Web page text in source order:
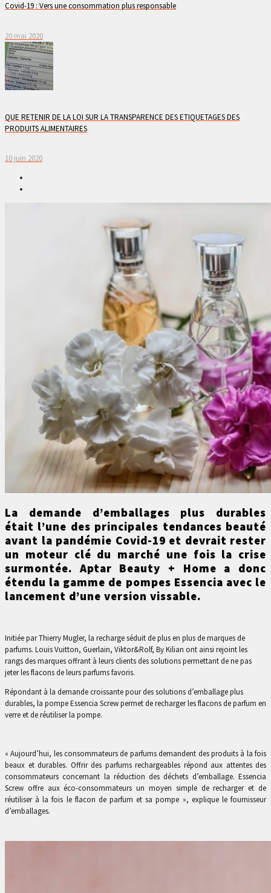
Covid-19 : Vers une consommation plus responsable
20 mai 2020
QUE RETENIR DE LA LOI SUR LA TRANSPARENCE DES ETIQUETAGES DES
PRODUITS ALIMENTAIRES
10 juin 2020
La demande d’emballages plus durables
était l’une des principales tendances beauté
avant la pandémie Covid-19 et devrait rester
un moteur clé du marché une fois la crise
surmontée. Aptar Beauty + Home a donc
étendu la gamme de pompes Essencia avec le
lancement d’une version vissable.
Initiée par Thierry Mugler, la recharge séduit de plus en plus de marques de
parfums. Louis Vuitton, Guerlain, Viktor&Rolf, By Kilian ont ainsi rejoint les
rangs des marques offrant à leurs clients des solutions permettant de ne pas
jeter les flacons de leurs parfums favoris.
Répondant à la demande croissante pour des solutions d’emballage plus
durables, la pompe Essencia Screw permet de recharger les flacons de parfum en
verre et de réutiliser la pompe.
« Aujourd’hui, les consommateurs de parfums demandent des produits à la fois
beaux et durables. Offrir des parfums rechargeables répond aux attentes des
consommateurs concernant la réduction des déchets d’emballage. Essencia
Screw offre aux éco-consommateurs un moyen simple de recharger et de
réutiliser à la fois le flacon de parfum et sa pompe », explique le fournisseur
d’emballages.